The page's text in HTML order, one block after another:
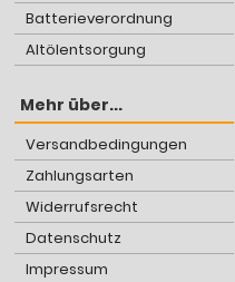
Batterieverordnung
Altölentsorgung
Mehr über...
Versandbedingungen
Zahlungsarten
Widerrufsrecht
Datenschutz
Impressum